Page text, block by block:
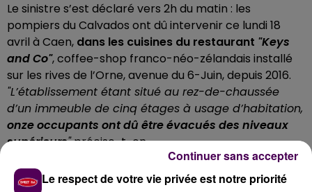
Le sinistre s’est déclaré vers 2h du matin : les
pompiers du Calvados ont dû intervenir ce lundi 18
avril à Caen, dans les cuisines du restaurant "Keys
and Co", coffee-shop franco-néo-zélandais installé
sur les rives de l’Orne, avenue du 6-Juin, depuis 2016.
"L’établissement étant situé au rez-de-chaussée
d’un immeuble de cinq étages à usage d’habitation,
onze occupants ont dû être évacués des niveaux
supérieurs"précise-t-on.
L'ÉQUIPE AU CHÔMAGE TECHNIQUE
Le respect de votre vie privée est notre priorité
Continuer sans accepter